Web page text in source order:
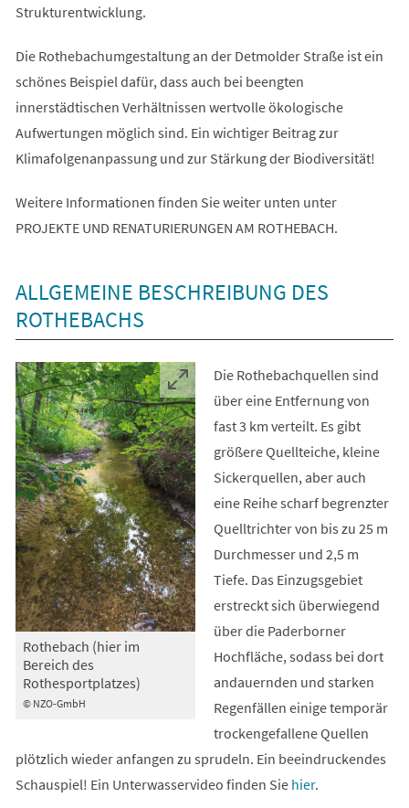
Strukturentwicklung.
Die Rothebachumgestaltung an der Detmolder Straße ist ein
schönes Beispiel dafür, dass auch bei beengten
innerstädtischen Verhältnissen wertvolle ökologische
Aufwertungen möglich sind. Ein wichtiger Beitrag zur
Klimafolgenanpassung und zur Stärkung der Biodiversität!
Weitere Informationen finden Sie weiter unten unter
PROJEKTE UND RENATURIERUNGEN AM ROTHEBACH.
ALLGEMEINE BESCHREIBUNG DES
ROTHEBACHS
© NZO-GmbH
Rothebach (hier im
Bereich des
Rothesportplatzes)
Die Rothebachquellen sind
über eine Entfernung von
fast 3 km verteilt. Es gibt
größere Quellteiche, kleine
Sickerquellen, aber auch
eine Reihe scharf begrenzter
Quelltrichter von bis zu 25 m
Durchmesser und 2,5 m
Tiefe. Das Einzugsgebiet
erstreckt sich überwiegend
über die Paderborner
Hochfläche, sodass bei dort
andauernden und starken
Regenfällen einige temporär
trockengefallene Quellen
plötzlich wieder anfangen zu sprudeln. Ein beeindruckendes
Schauspiel! Ein Unterwasservideo finden Sie hier.